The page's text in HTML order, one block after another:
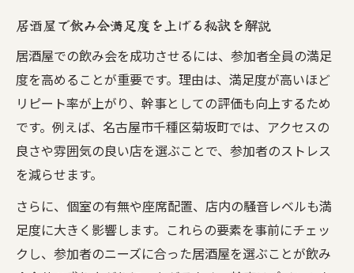
居酒屋で飲み会満足度を上げる秘訣を解説
居酒屋での飲み会を成功させるには、参加者全員の満足
度を高めることが重要です。理由は、満足度が高いほど
リピート率が上がり、幹事としての評価も向上するため
です。例えば、名古屋市千種区菊坂町では、アクセスの
良さや雰囲気の良い店を選ぶことで、参加者のストレス
を減らせます。
さらに、個室の有無や座席配置、店内の騒音レベルも満
足度に大きく影響します。これらの要素を事前にチェッ
クし、参加者のニーズに合った居酒屋を選ぶことが飲み